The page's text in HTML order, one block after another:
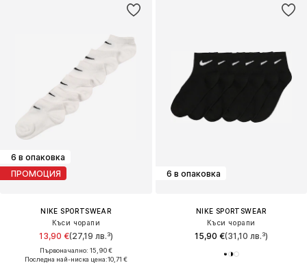
6 в опаковка
ПРОМОЦИЯ
NIKE SPORTSWEAR
Къси чорапи
13,90 €(27,19 лв.³)
Първоначално: 15,90 €
Последна най-ниска цена:10,71 €
6 в опаковка
NIKE SPORTSWEAR
Къси чорапи
15,90 €(31,10 лв.³)